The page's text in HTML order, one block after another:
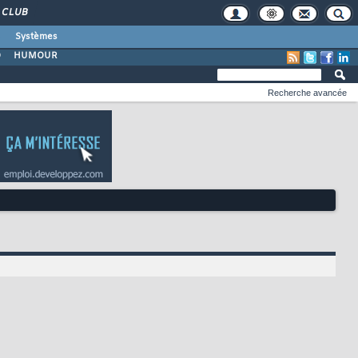
CLUB
Systèmes
HUMOUR
Recherche avancée